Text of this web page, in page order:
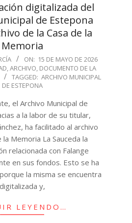
digitalizada del
de Estepona
de la Casa de la
Memoria
ON: 15 DE MAYO DE 2026
,ARCHIVO, DOCUMENTO DE LA
TAGGED: ARCHIVO MUNICIPAL
DE ESTEPONA
el Archivo Municipal de
a la labor de su titular,
ha facilitado al archivo
la Memoria La Sauceda la
relacionada con Falange
en sus fondos. Esto se ha
la misma se encuentra
digitalizada y,
LEYENDO…